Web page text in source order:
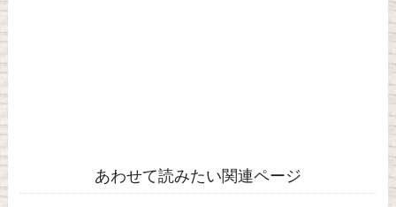
あわせて読みたい関連ページ